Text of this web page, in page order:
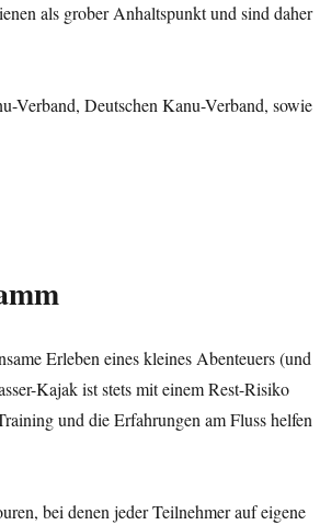
als grober Anhaltspunkt und sind daher
Verband, Deutschen Kanu-Verband, sowie
Erleben eines kleines Abenteuers (und
Kajak ist stets mit einem Rest-Risiko
und die Erfahrungen am Fluss helfen
bei denen jeder Teilnehmer auf eigene